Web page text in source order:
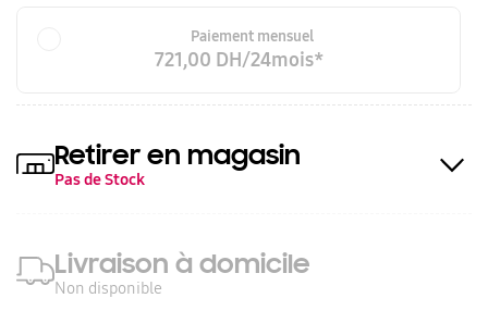
Paiement mensuel
721,00 DH/24mois*
Retirer en magasin
Pas de Stock
Livraison à domicile
Non disponible